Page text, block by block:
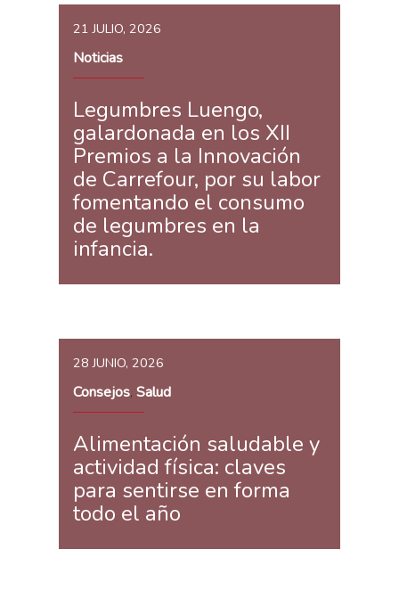
21 JULIO, 2026
Noticias
Legumbres Luengo,
galardonada en los XII
Premios a la Innovación
de Carrefour, por su labor
fomentando el consumo
de legumbres en la
infancia.
28 JUNIO, 2026
Consejos, Salud
Alimentación saludable y
actividad física: claves
para sentirse en forma
todo el año